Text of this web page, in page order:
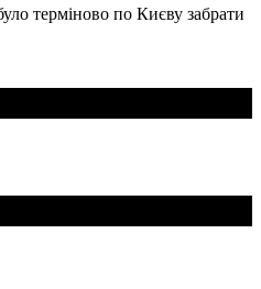
терміново по Києву забрати